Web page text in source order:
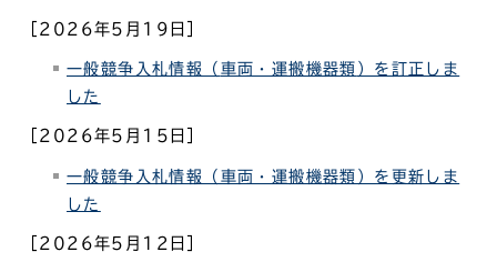
［2026年5月19日］
一般競争入札情報（ 車両・運搬機器類 ）を訂正しま
した
［2026年5月15日］
一般競争入札情報（車両・運搬機器類）を更新しま
した
［2026年5月12日］